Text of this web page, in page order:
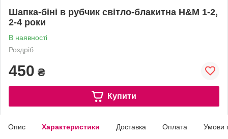
Шапка-біні в рубчик світло-блакитна H&M 1-2,
2-4 роки
В наявності
Роздріб
450 ₴
Купити
Опис Характеристики Доставка Оплата Умови